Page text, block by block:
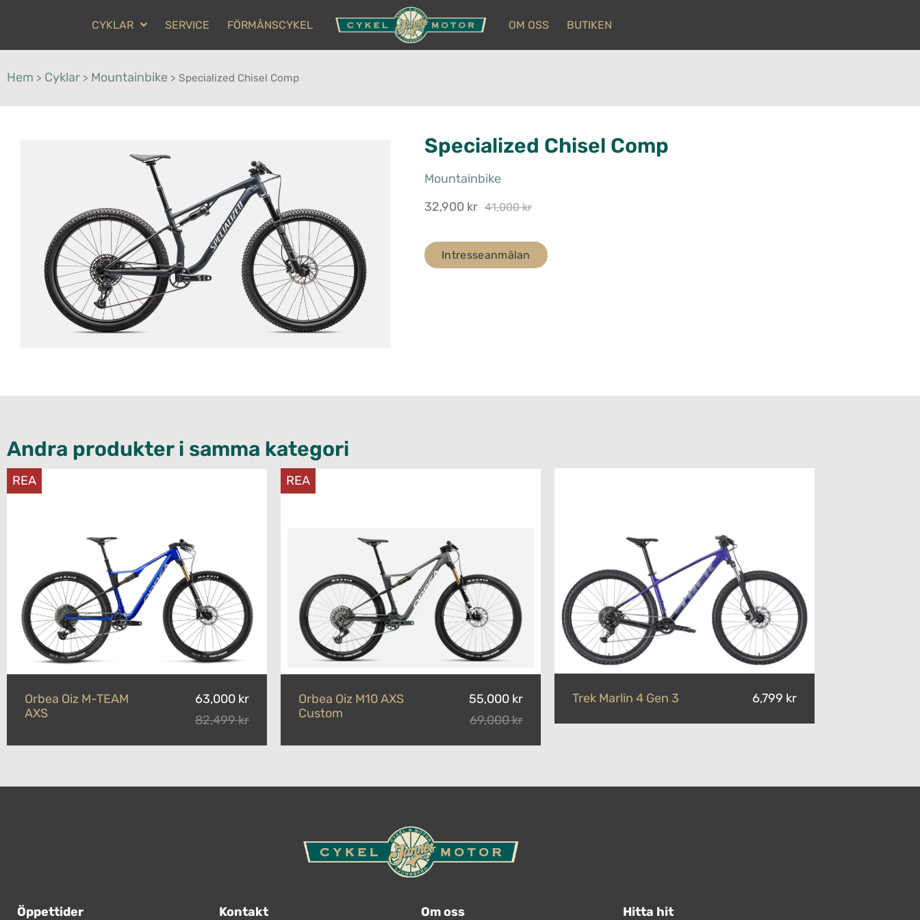
CYKLAR SERVICE FÖRMÅNSCYKEL OM OSS BUTIKEN
Hem > Cyklar > Mountainbike > Specialized Chisel Comp
Specialized Chisel Comp
Mountainbike
32,900 kr 41,000 kr
Intresseanmälan
Andra produkter i samma kategori
REA
Orbea Oiz M-TEAM
AXS
63,000 kr
82,499 kr
REA
Orbea Oiz M10 AXS
Custom
55,000 kr
69,000 kr
Trek Marlin 4 Gen 3 6,799 kr
Öppettider Kontakt Om oss Hitta hit